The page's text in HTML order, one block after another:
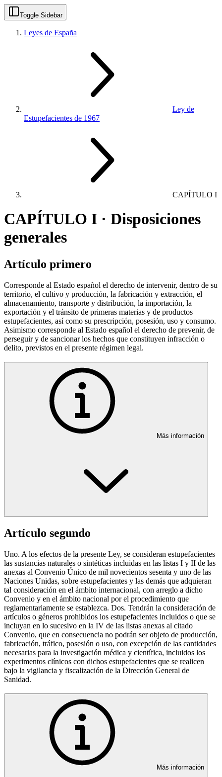
Toggle Sidebar
Leyes de España
Ley de
Estupefacientes de 1967
CAPÍTULO I
CAPÍTULO I · Disposiciones
generales
Artículo primero
Corresponde al Estado español el derecho de intervenir, dentro de su
territorio, el cultivo y producción, la fabricación y extracción, el
almacenamiento, transporte y distribución, la importación, la
exportación y el tránsito de primeras materias y de productos
estupefacientes, así como su prescripción, posesión, uso y consumo.
Asimismo corresponde al Estado español el derecho de prevenir, de
perseguir y de sancionar los hechos que constituyen infracción o
delito, previstos en el presente régimen legal.
Más información
Artículo segundo
Uno. A los efectos de la presente Ley, se consideran estupefacientes
las sustancias naturales o sintéticas incluidas en las listas I y II de las
anexas al Convenio Único de mil novecientos sesenta y uno de las
Naciones Unidas, sobre estupefacientes y las demás que adquieran
tal consideración en el ámbito internacional, con arreglo a dicho
Convenio y en el ámbito nacional por el procedimiento que
reglamentariamente se establezca. Dos. Tendrán la consideración de
artículos o géneros prohibidos los estupefacientes incluidos o que se
incluyan en lo sucesivo en la IV de las listas anexas al citado
Convenio, que en consecuencia no podrán ser objeto de producción,
fabricación, tráfico, posesión o uso, con excepción de las cantidades
necesarias para la investigación médica y científica, incluidos los
experimentos clínicos con dichos estupefacientes que se realicen
bajo la vigilancia y fiscalización de la Dirección General de
Sanidad.
Más información